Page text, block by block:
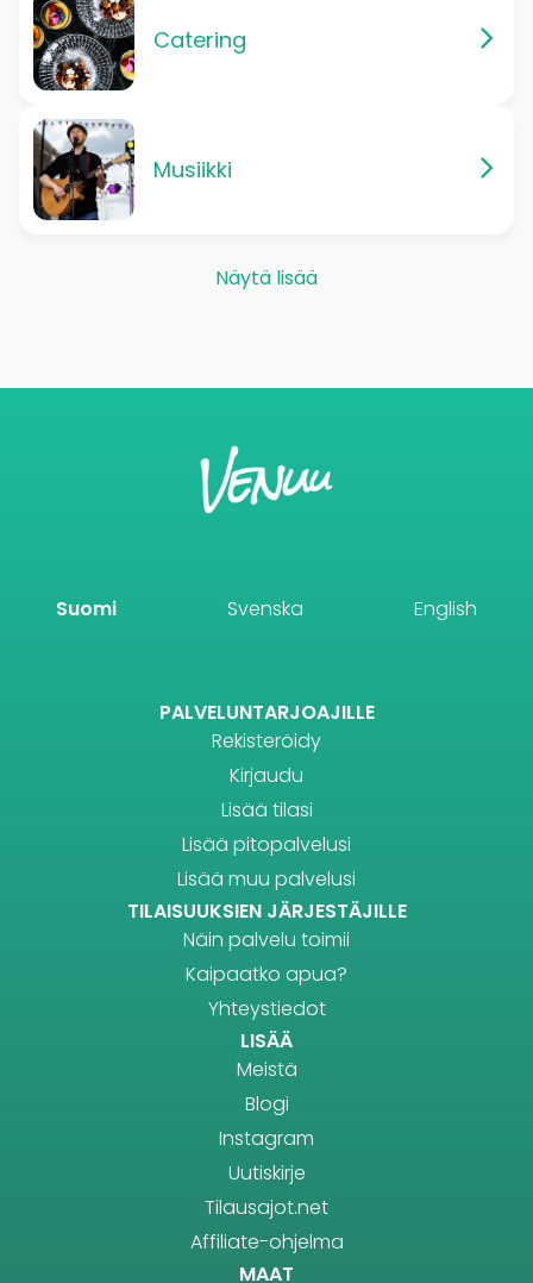
Catering
Musiikki
Näytä lisää
Suomi Svenska English
PALVELUNTARJOAJILLE
Rekisteröidy
Kirjaudu
Lisää tilasi
Lisää pitopalvelusi
Lisää muu palvelusi
TILAISUUKSIEN JÄRJESTÄJILLE
Näin palvelu toimii
Kaipaatko apua?
Yhteystiedot
LISÄÄ
Meistä
Blogi
Instagram
Uutiskirje
Tilausajot.net
Affiliate-ohjelma
MAAT